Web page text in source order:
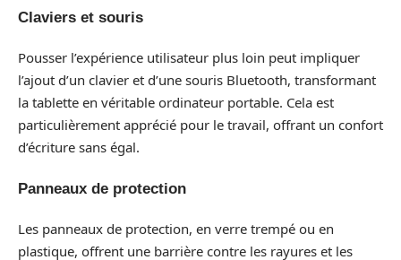
Claviers et souris
Pousser l’expérience utilisateur plus loin peut impliquer
l’ajout d’un clavier et d’une souris Bluetooth, transformant
la tablette en véritable ordinateur portable. Cela est
particulièrement apprécié pour le travail, offrant un confort
d’écriture sans égal.
Panneaux de protection
Les panneaux de protection, en verre trempé ou en
plastique, offrent une barrière contre les rayures et les